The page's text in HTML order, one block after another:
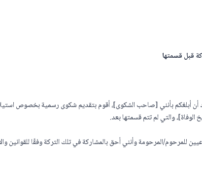
قبل قسمتها
أن أبلغكم بأنني [صاحب الشكوى]، أقوم بتقديم شكوى رسمية بخصوص
والتي لم تتم قسمتها بعد.
للمرحوم/المرحومة وأنني أحق بالمشاركة في تلك التركة وفقًا للقوانين